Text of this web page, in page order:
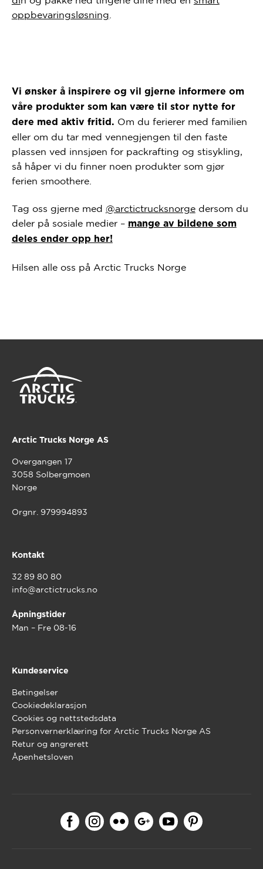
oppbevaringsløsning
Vi ønsker å inspirere og vil gjerne informere om
våre produkter som kan være til stor nytte for
dere med aktiv fritid. Om du ferierer med familien
eller om du tar med vennegjengen til den faste
plassen ved innsjøen for packrafting og stisykling,
så håper vi du finner noen produkter som gjør
ferien smoothere.
Tag oss gjerne med @arctictrucksnorgedersom du
deler på sosiale medier – mange av bildene som
deles ender opp her!
Hilsen alle oss på Arctic Trucks Norge
Arctic Trucks Norge AS
Overgangen 17
3058 Solbergmoen
Norge
Orgnr. 979994893
Kontakt
32 89 80 80
info@arctictrucks.no
Åpningstider
Man – Fre 08-16
Kundeservice
Betingelser
Cookiedeklarasjon
Cookies og nettstedsdata
Personvernerklæring for Arctic Trucks Norge AS
Retur og angrerett
Åpenhetsloven